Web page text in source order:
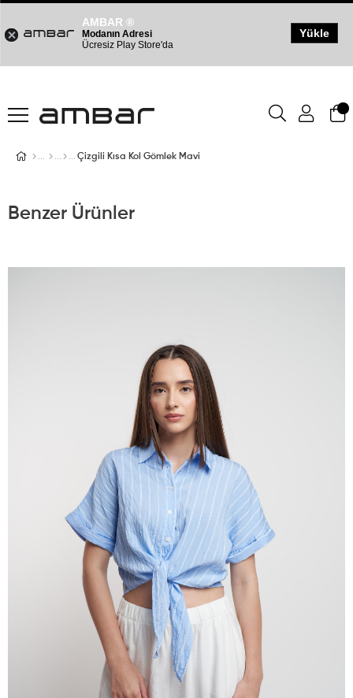
Çizgili Kısa Kol Gömlek Mavi
Benzer Ürünler
AMBAR ®
Modanın Adresi
Ücresiz Play Store'da
Yükle